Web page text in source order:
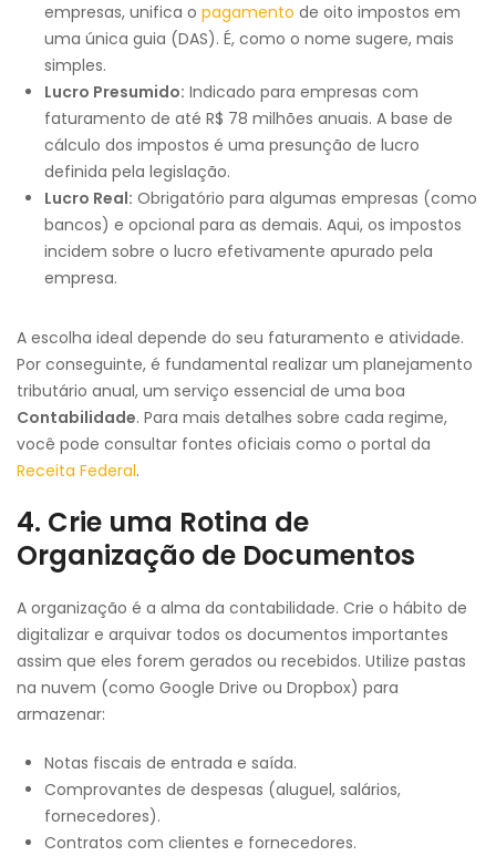
empresas, unifica o pagamento de oito impostos em
uma única guia (DAS). É, como o nome sugere, mais
simples.
Lucro Presumido: Indicado para empresas com
faturamento de até R$ 78 milhões anuais. A base de
cálculo dos impostos é uma presunção de lucro
definida pela legislação.
Lucro Real: Obrigatório para algumas empresas (como
bancos) e opcional para as demais. Aqui, os impostos
incidem sobre o lucro efetivamente apurado pela
empresa.
A escolha ideal depende do seu faturamento e atividade.
Por conseguinte, é fundamental realizar um planejamento
tributário anual, um serviço essencial de uma boa
Contabilidade. Para mais detalhes sobre cada regime,
você pode consultar fontes oficiais como o portal da
Receita Federal.
4. Crie uma Rotina de
Organização de Documentos
A organização é a alma da contabilidade. Crie o hábito de
digitalizar e arquivar todos os documentos importantes
assim que eles forem gerados ou recebidos. Utilize pastas
na nuvem (como Google Drive ou Dropbox) para
armazenar:
Notas fiscais de entrada e saída.
Comprovantes de despesas (aluguel, salários,
fornecedores).
Contratos com clientes e fornecedores.